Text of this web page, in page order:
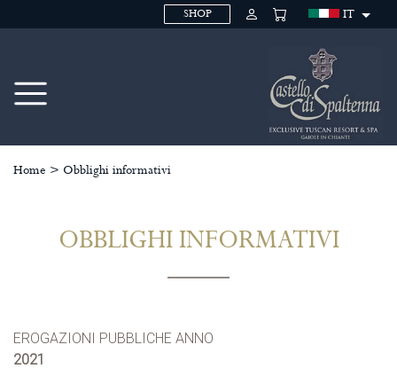
SHOP IT
Home > Obblighi informativi
OBBLIGHI INFORMATIVI
EROGAZIONI PUBBLICHE ANNO
2021